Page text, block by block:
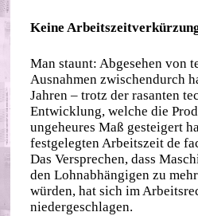
Keine
Man staunt: Abgesehen von
Ausnahmen zwischendurch
Jahren – trotz der rasanten
Entwicklung, welche die
ungeheures Maß gesteigert
festgelegten Arbeitszeit de
Das Versprechen, dass
den Lohnabhängigen zu
würden, hat sich im
niedergeschlagen.